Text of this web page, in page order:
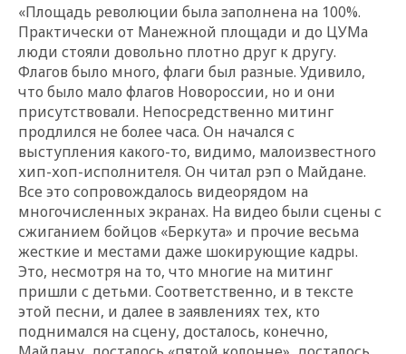
«Площадь революции была заполнена на 100%.
Практически от Манежной площади и до ЦУМа
люди стояли довольно плотно друг к другу.
Флагов было много, флаги был разные. Удивило,
что было мало флагов Новороссии, но и они
присутствовали. Непосредственно митинг
продлился не более часа. Он начался с
выступления какого-то, видимо, малоизвестного
хип-хоп-исполнителя. Он читал рэп о Майдане.
Все это сопровождалось видеорядом на
многочисленных экранах. На видео были сцены с
сжиганием бойцов «Беркута» и прочие весьма
жесткие и местами даже шокирующие кадры.
Это, несмотря на то, что многие на митинг
пришли с детьми. Соответственно, и в тексте
этой песни, и далее в заявлениях тех, кто
поднимался на сцену, досталось, конечно,